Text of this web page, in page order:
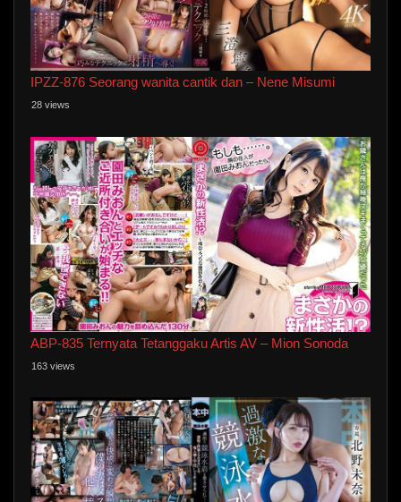
IPZZ-876 Seorang wanita cantik dan – Nene Misumi
28 views
ABP-835 Ternyata Tetanggaku Artis AV – Mion Sonoda
163 views